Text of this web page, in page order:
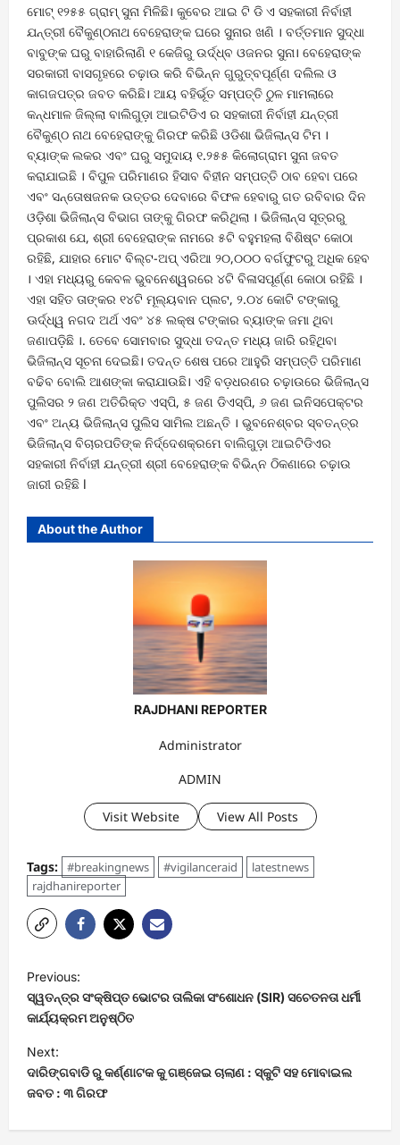
ମୋଟ୍ ୧୨୫୫ ଗ୍ରାମ୍ ସୁନା ମିଳିଛି। କୁବେର ଆଇ ଟି ଡି ଏ ସହକାରୀ ନିର୍ବାହୀ
ଯନ୍ତ୍ରୀ ବୈକୁଣ୍ଠନାଥ ବେହେରାଙ୍କ ଘରେ ସୁନାର ଖଣି । ବର୍ତ୍ତମାନ ସୁଦ୍ଧା
ବାବୁଙ୍କ ଘରୁ ବାହାରିଲାଣି ୧ କେଜିରୁ ଉର୍ଦ୍ଧ୍ବ ଓଜନର ସୁନା। ବେହେରାଙ୍କ
ସରକାରୀ ବାସଗୃହରେ ଚଢ଼ାଉ କରି ବିଭିନ୍ନ ଗୁରୁତ୍ବପୂର୍ଣ୍ଣ ଦଲିଲ ଓ
କାଗଜପତ୍ର ଜବତ କରିଛି। ଆୟ ବହିର୍ଭୂତ ସମ୍ପତ୍ତି ଠୁଳ ମାମଲାରେ
କନ୍ଧମାଳ ଜିଲ୍ଲା ବାଲିଗୁଡ଼ା ଆଇଟିଡିଏ ର ସହକାରୀ ନିର୍ବାହୀ ଯନ୍ତ୍ରୀ
ବୈକୁଣ୍ଠ ନାଥ ବେହେରାଙ୍କୁ ଗିରଫ କରିଛି ଓଡିଶା ଭିଜିଲାନ୍ସ ଟିମ ।
ବ୍ୟାଙ୍କ ଲକର ଏବଂ ଘରୁ ସମୁଦାୟ ୧.୨୫୫ କିଲୋଗ୍ରାମ ସୁନା ଜବତ
କରାଯାଇଛି । ବିପୁଳ ପରିମାଣର ହିସାବ ବିହୀନ ସମ୍ପତ୍ତି ଠାବ ହେବା ପରେ
ଏବଂ ସନ୍ତୋଷଜନକ ଉତ୍ତର ଦେବାରେ ବିଫଳ ହେବାରୁ ଗତ ରବିବାର ଦିନ
ଓଡ଼ିଶା ଭିଜିଲାନ୍ସ ବିଭାଗ ତାଙ୍କୁ ଗିରଫ କରିଥିଲା । ଭିଜିଲାନ୍ସ ସୂତ୍ରରୁ
ପ୍ରକାଶ ଯେ, ଶ୍ରୀ ବେହେରାଙ୍କ ନାମରେ ୫ଟି ବହୁମହଲା ବିଶିଷ୍ଟ କୋଠା
ରହିଛି, ଯାହାର ମୋଟ ବିଲ୍ଟ-ଅପ୍ ଏରିଆ ୨୦,୦୦୦ ବର୍ଗଫୁଟରୁ ଅଧିକ ହେବ
। ଏହା ମଧ୍ୟରୁ କେବଳ ଭୁବନେଶ୍ୱରରେ ୪ଟି ବିଳାସପୂର୍ଣ୍ଣ କୋଠା ରହିଛି ।
ଏହା ସହିତ ତାଙ୍କର ୧୪ଟି ମୂଲ୍ୟବାନ ପ୍ଲଟ, ୨.୦୪ କୋଟି ଟଙ୍କାରୁ
ଊର୍ଦ୍ଧ୍ୱ ନଗଦ ଅର୍ଥ ଏବଂ ୪୫ ଲକ୍ଷ ଟଙ୍କାର ବ୍ୟାଙ୍କ ଜମା ଥିବା
ଜଣାପଡ଼ିଛି ।. ତେବେ ସୋମବାର ସୁଦ୍ଧା ତଦନ୍ତ ମଧ୍ୟ ଜାରି ରହିଥିବା
ଭିଜିଲାନ୍ସ ସୂଚନା ଦେଇଛି। ତଦନ୍ତ ଶେଷ ପରେ ଆହୁରି ସମ୍ପତ୍ତି ପରିମାଣ
ବଢିବ ବୋଲି ଆଶଙ୍କା କରାଯାଉଛି। ଏହି ବଡ଼ଧରଣର ଚଢ଼ାଉରେ ଭିଜିଲାନ୍‌ସ
ପୁଲିସର ୨ ଜଣ ଅତିରିକ୍ତ ଏସ୍‌ପି, ୫ ଜଣ ଡିଏସ୍‌ପି, ୬ ଜଣ ଇନିସପେକ୍ଟର
ଏବଂ ଅନ୍ୟ ଭିଜିଲାନ୍‌ସ ପୁଲିସ ସାମିଲ ଅଛନ୍ତି । ଭୁବନେଶ୍ବର ସ୍ବତନ୍ତ୍ର
ଭିଜିଲାନ୍‌ସ ବିଚାରପତିଙ୍କ ନିର୍ଦ୍ଦେଶକ୍ରମେ ବାଲିଗୁଡ଼ା ଆଇଟିଡିଏର
ସହକାରୀ ନିର୍ବାହୀ ଯନ୍ତ୍ରୀ ଶ୍ରୀ ବେହେରାଙ୍କ ବିଭିନ୍ନ ଠିକଣାରେ ଚଢ଼ାଉ
ଜାରୀ ରହିଛି l
About the Author
RAJDHANI REPORTER
Administrator
ADMIN
Visit Website View All Posts
Tags: #breakingnews #vigilanceraid
latestnews
rajdhanireporter
P
o
s
t
n
a
v
Previous:
ସ୍ୱତନ୍ତ୍ର ସଂକ୍ଷିପ୍ତ ଭୋଟର ତାଲିକା ସଂଶୋଧନ (SIR) ସଚେତନତା ଧର୍ମୀ
କାର୍ଯ୍ୟକ୍ରମ ଅନୁଷ୍ଠିତ
Next:
ଦାରିଙ୍ଗବାଡି ରୁ କର୍ଣ୍ଣାଟକ କୁ ଗଞ୍ଜେଇ ଚାଲାଣ : ସ୍କୁଟି ସହ ମୋବାଇଲ
ଜବତ : ୩ ଗିରଫ